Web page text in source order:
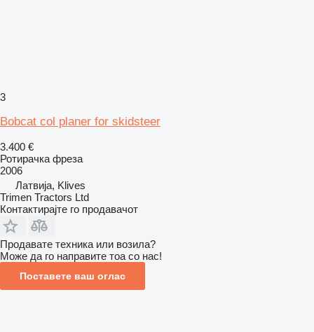
3
Bobcat col planer for skidsteer
3.400 €
Ротирачка фреза
2006
Латвија, Klives
Trimen Tractors Ltd
Контактирајте го продавачот
Продавате техника или возила?
Може да го направите тоа со нас!
Поставете ваш оглас